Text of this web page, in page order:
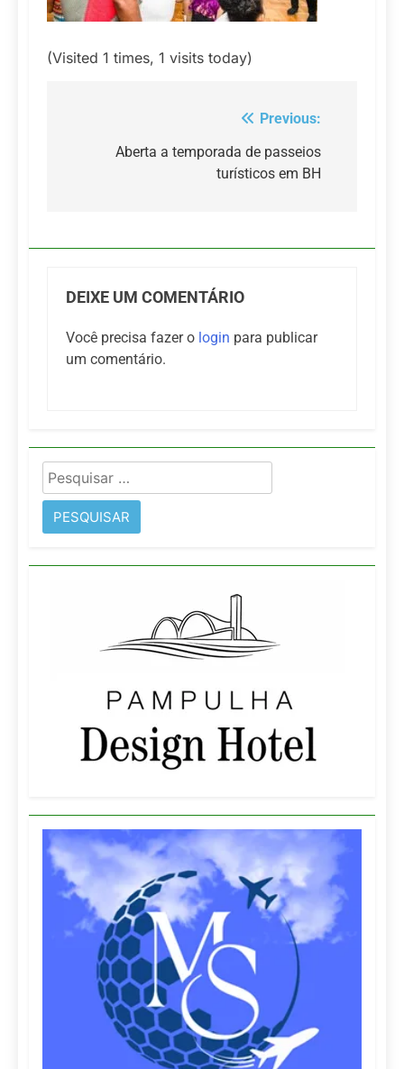
(Visited 1 times, 1 visits today)
Previous:
Aberta a temporada de passeios
turísticos em BH
DEIXE UM COMENTÁRIO
Você precisa fazer o login para publicar
um comentário.
Pesquisar
por: